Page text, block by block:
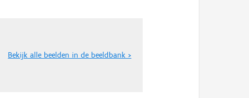
Bekijk alle beelden in de beeldbank >